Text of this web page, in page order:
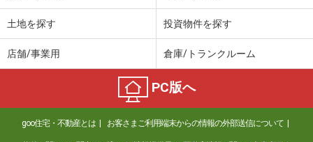
土地を探す 投資物件を探す
店舗/事業用 倉庫/トランクルーム
PC版へ
goo住宅・不動産とは お客さまご利用端末からの情報の外部送信について